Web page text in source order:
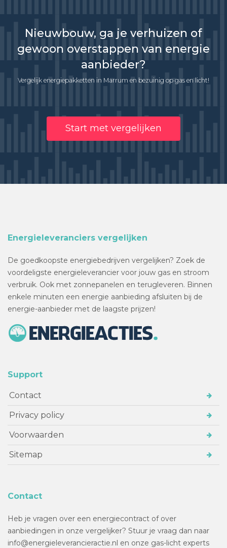
Nieuwbouw, ga je verhuizen of
gewoon overstappen van energie
aanbieder?
Vergelijk energiepakketten in Marrum en bezuinig op gas en licht!
Start met vergelijken
Energieleveranciers vergelijken
De goedkoopste energiebedrijven vergelijken? Zoek de
voordeligste energieleverancier voor jouw gas en stroom
verbruik. Ook met zonnepanelen en terugleveren. Binnen
enkele minuten een energie aanbieding afsluiten bij de
energie-aanbieder met de laagste prijzen!
Support
Contact
Privacy policy
Voorwaarden
Sitemap
Contact
Heb je vragen over een energiecontract of over
aanbiedingen in onze vergelijker? Stuur je vraag dan naar
info@energieleverancieractie.nl en onze gas-licht experts